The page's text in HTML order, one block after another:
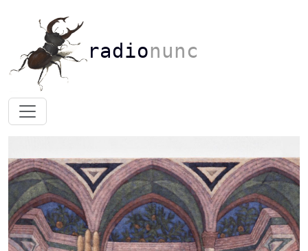
radionunc